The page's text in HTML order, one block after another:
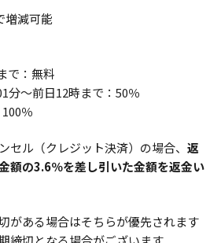
増減可能
で：無料
分～前日12時まで：50％
％
セル（クレジット決済）の場合、 返
額の3.6％を差し引いた金額を返金い
がある場合はそちらが優先されます